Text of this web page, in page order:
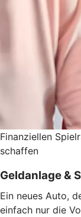
Finanziellen
schaffen
Geldanlage &
Ein neues Auto,
einfach nur die